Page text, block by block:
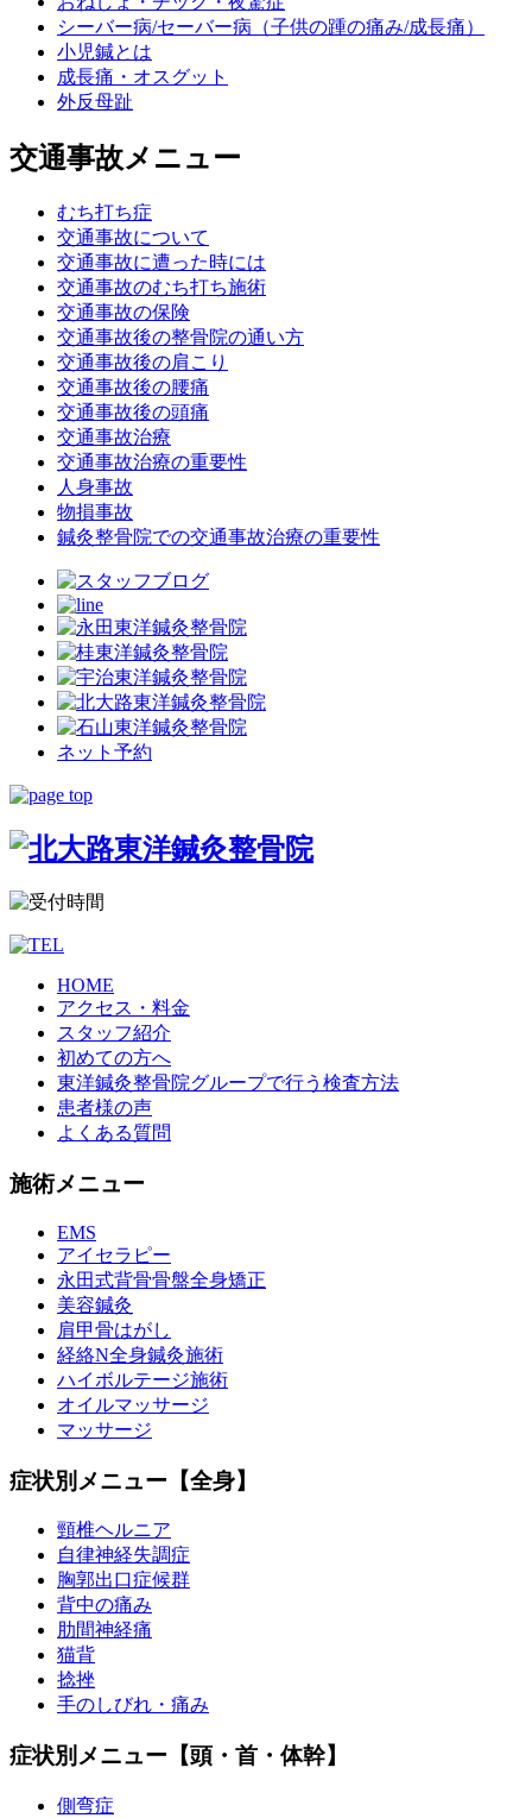
シーバー病/セーバー病（子供の踵の痛み/成長痛）
小児鍼とは
成長痛・オスグット
外反母趾
交通事故メニュー
むち打ち症
交通事故について
交通事故に遭った時には
交通事故のむち打ち施術
交通事故の保険
交通事故後の整骨院の通い方
交通事故後の肩こり
交通事故後の腰痛
交通事故後の頭痛
交通事故治療
交通事故治療の重要性
人身事故
物損事故
鍼灸整骨院での交通事故治療の重要性
ネット予約
HOME
アクセス・料金
スタッフ紹介
初めての方へ
東洋鍼灸整骨院グループで行う検査方法
患者様の声
よくある質問
施術メニュー
EMS
アイセラピー
永田式背骨骨盤全身矯正
美容鍼灸
肩甲骨はがし
経絡N全身鍼灸施術
ハイボルテージ施術
オイルマッサージ
マッサージ
症状別メニュー【全身】
頸椎ヘルニア
自律神経失調症
胸郭出口症候群
背中の痛み
肋間神経痛
猫背
捻挫
手のしびれ・痛み
症状別メニュー【頭・首・体幹】
側弯症